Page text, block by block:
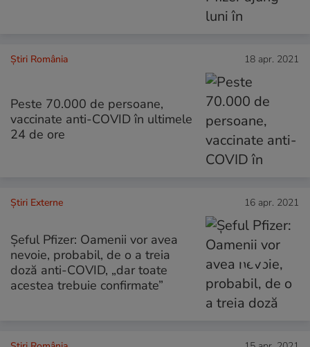
Știri România 18 apr. 2021
Peste 70.000 de persoane,
vaccinate anti-COVID în ultimele
24 de ore
Știri Externe 16 apr. 2021
Șeful Pfizer: Oamenii vor avea
nevoie, probabil, de o a treia
doză anti-COVID, „dar toate
acestea trebuie confirmate”